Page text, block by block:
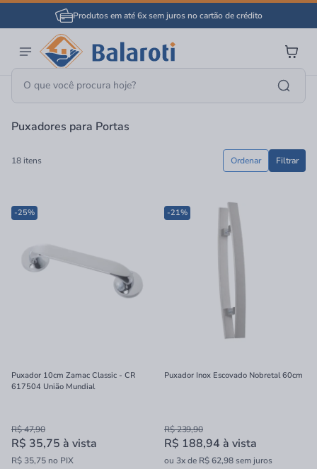
Produtos em até 6x sem juros no cartão de crédito
Página Inicial Ferragens Ferragens Para Portas Puxadores Para Portas
Puxadores para Portas
18 itens Filtrar
Ordenar
-25%
Puxador 10cm Zamac Classic - CR
617504 União Mundial
R$ 47,90
R$ 35,75 à vista
R$ 35,75 no PIX
-21%
Puxador Inox Escovado Nobretal 60cm
R$ 239,90
R$ 188,94 à vista
ou 3xde R$ 62,98sem juros